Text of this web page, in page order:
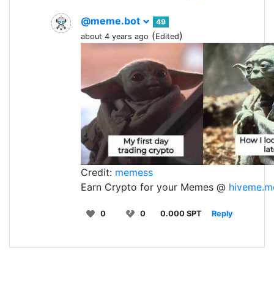
@meme.bot
49
about 4 years ago (Edited)
Credit: memess
Earn Crypto for your Memes @
0 0 0.000 SPT Reply